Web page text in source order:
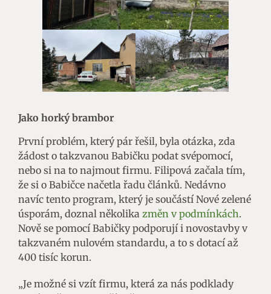
Jako horký brambor
První problém, který pár řešil, byla otázka, zda
žádost o takzvanou Babičku podat svépomocí,
nebo si na to najmout firmu. Filipová začala tím,
že si o Babičce načetla řadu článků. Nedávno
navíc tento program, který je součástí Nové zelené
úsporám, doznal několika změn v podmínkách.
Nově se pomocí Babičky podporují i novostavby v
takzvaném nulovém standardu, a to s dotací až
400 tisíc korun.
„Je možné si vzít firmu, která za nás podklady